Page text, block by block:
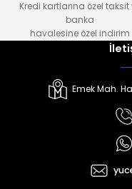
Kredi kartlarına özel taksit
banka
havalesine özel indirim
Emek Mah.